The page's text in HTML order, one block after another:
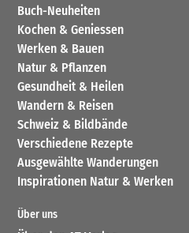
Buch-Neuheiten
Kochen & Geniessen
Werken & Bauen
Natur & Pflanzen
Gesundheit & Heilen
Wandern & Reisen
Schweiz & Bildbände
Verschiedene Rezepte
Ausgewählte Wanderungen
Inspirationen Natur & Werken
Über uns